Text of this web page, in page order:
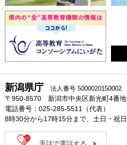
新潟県庁 法人番号 5000020150002
〒950-8570 新潟市中央区新光町4番地
電話番号：025-285-5511（代表）
8時30分から17時15分まで、土日・祝
手話で電話する